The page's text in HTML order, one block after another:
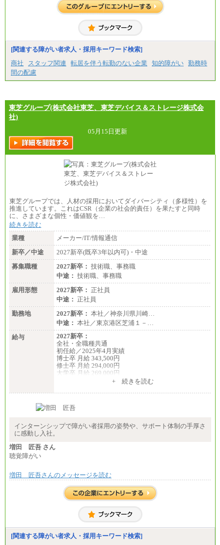
整給
※詳細はJTBキャリアサイトよりご確認ください。
■(株)JTBコミュニケーションデザイン
総合職 月給230,000円
みなし残業手当：20,000円（一律支給）※みなし
残業手当の残業時間は10.43時間。
間に応じて、時間外手当等を支給。
■（株）JTBグローバルマーケティング＆トラベル
※詳細はJTBキャリアサイトよりご確認ください。
■(株)JTBビジネストランスフォーム
総合職 月給205,000～225,000円＋地域間調整給
エリア総合職 月給185,000円＋地域間調整給
※詳細はJTBキャリアサイトよりご確認ください。
■(株)JTBデータサービス ※2027年新卒募集終了
※詳細はJTBキャリアサイトよりご確認ください。
■I&Jデジタルイノベーション(株)
※詳細はJTBキャリアサイトよりご確認ください。
＜有期社員コース＞
■(株)JTBビジネストランスフォーム
有期契約職 月給185,000～195,000円
※詳細はJTBキャリアサイトよりご確認ください。
■(株)JTBパブリッシング ※2027年新卒募集終了
総合職 月給241,000円
中途：
①月給227,000円以上
②月給212,000円以上
③月給172,500円以上
④月給23万円～37万円
⑤月給20万円～25万円
⑥月給33万円～48万円
⑦月給271,000円以上
⑧～⑮月給200,000円〜月給400,000円
⑯月給185,000円以上
⑰月給237,000円以上
⑱月給212,000円以上
⑲東京：月給202,000 円以上 、京都：月給193,000 円
以上
㉑月給185,000 円以上
㉓月給224,500円以上
※全コース共通※ 能力・経験・勤務地などにより
[関連する障がい者求人・採用キーワード検索]
商社
スタッフ関連 転居を伴う転勤のない企業 知的障がい 勤務時
間の配慮
東芝グループ(株式会社東芝、東芝デバイス＆ストレージ株式会
社)
05月15日更新
東芝グループでは、人材の採用においてダイバーシティ（多様性）を
推進しています。これはCSR（企業の社会的責任）を果たすと同時
に、さまざまな個性・価値観を…
続きを読む
業種
メーカー/IT/情報通信
新卒／中途
2027新卒(既卒3年以内可)・中途
募集職種
2027新卒： 技術職、事務職
中途： 技術職、事務職
雇用形態
2027新卒： 正社員
中途： 正社員
勤務地
2027新卒： 本社／神奈川県川崎…
中途： 本社／東京港区芝浦１－…
給与
2027新卒：
全社・全職種共通
初任給／2025年4月実績
博士卒 月給 343,500円
修士卒 月給 294,000円
大学卒 月給 269,000円
※試用期間の給与に変更はございません
中途：
す。
+ 続きを読む
インターンシップで障がい者採用の姿勢や、サポート体制の手厚さ
に感動し入社。
増田 匠吾 さん
聴覚障がい
増田 匠吾さんのメッセージを読む
[関連する障がい者求人・採用キーワード検索]